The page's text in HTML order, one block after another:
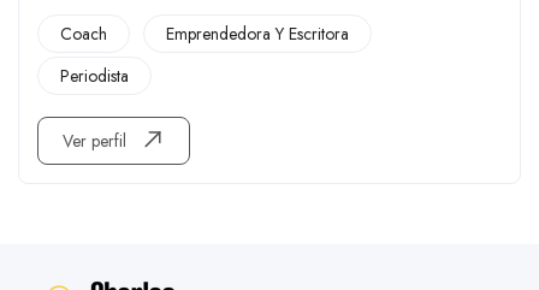
Coach
Emprendedora Y Escritora
Periodista
Ver perfil